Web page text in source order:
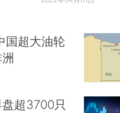
国超大油轮
盘超3700只